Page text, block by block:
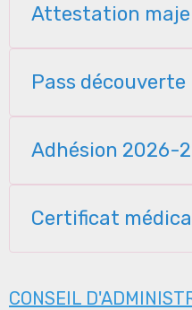
Attestation
Pass découverte
Adhésion 2026-
Certificat
CONSEIL